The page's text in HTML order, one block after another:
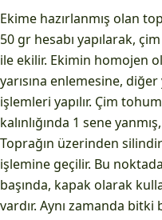
Ekime hazırlanmış olan
50 gr hesabı yapılarak,
ile ekilir. Ekimin homojen
yarısına enlemesine,
işlemleri yapılır. Çim
kalınlığında 1 sene
Toprağın üzerinden
işlemine geçilir. Bu
başında, kapak olarak
vardır. Aynı zamanda